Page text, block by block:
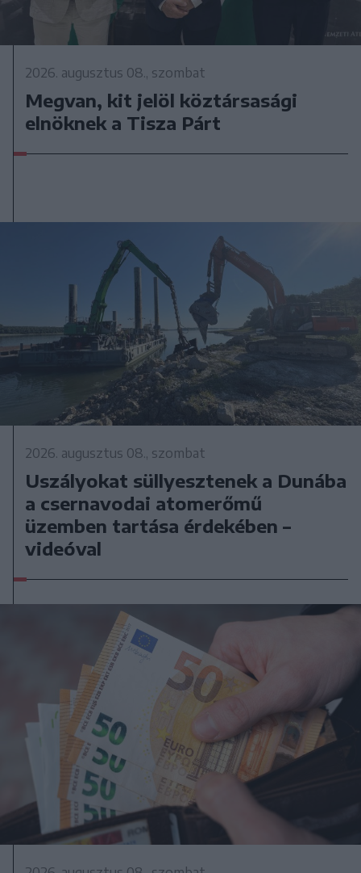
2026. augusztus 08., szombat
Megvan, kit jelöl köztársasági
elnöknek a Tisza Párt
2026. augusztus 08., szombat
Uszályokat süllyesztenek a Dunába
a csernavodai atomerőmű
üzemben tartása érdekében –
videóval